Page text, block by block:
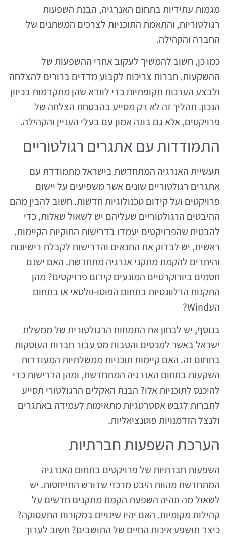
מגמות עתידיות בתחום האנרגיה, הבנת השפעות
רגולטוריות, והתאמת התוכניות לצרכים המשתנים של
החברה והקהילה.
כמו כן, חשוב להמשיך לעקוב אחרי ההשפעות של
ההשקעות. חברות צריכות לקבוע מדדים ברורים להצלחה
ולבצע הערכות תקופתיות כדי לוודא שהן מתקדמות בכיוון
הנכון. תהליך זה לא רק מסייע בהבטחת הצלחה של
פרויקטים, אלא גם בונה אמון עם בעלי העניין והקהילה.
התמודדות עם אתגרים רגולטוריים
תעשיית האנרגיה המתחדשת בישראל מתמודדת עם
אתגרים רגולטוריים שונים אשר משפיעים על יישום
פרויקטים ועל קידום טכנולוגיות חדשות. חשוב להבין מהם
ההיבטים הרגולטוריים שעליהם יש לשאול שאלות, כדי
להבטיח שהפרויקטים יעמדו בדרישות החוקיות הקיימות.
ראשית, יש לבדוק את התנאים והדרישות לקבלת רישיונות
והיתרים להקמת מתקני אנרגיה מתחדשת. האם ישנם
חסמים ביורוקרטיים המונעים קידום פרויקטים? מהן
התקנות הרלוונטיות בתחום הפוטו-וולטאי או בתחום
העWind?
בנוסף, יש לבחון את התמחות הרגולטורית של ממשלת
ישראל באשר למכסים והטבות מס עבור חברות העוסקות
בתחום זה. האם קיימות תוכניות ממשלתיות המעודדות
השקעות בתחום האנרגיה המתחדשת, ומהן הדרישות כדי
להיכנס לתוכניות אלו? הבנת האקלים הרגולטורי תסייע
לחברות לגבש אסטרטגיות מתאימות לעמידה באתגרים
ולנצל הזדמנויות פוטנציאליות.
הערכת השפעות חברתיות
השפעות חברתיות של פרויקטים בתחום האנרגיה
המתחדשת מהוות היבט מרכזי שדורש התייחסות. יש
לשאול מה תהיה השפעת הקמת מתקנים חדשים על
קהילות מקומיות. האם יהיו שינויים במקורות התעסוקה?
כיצד תושפע איכות החיים של התושבים? חשוב לערוך